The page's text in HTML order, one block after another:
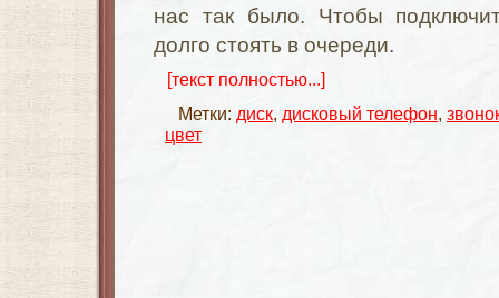
нас так было. Чтобы
долго стоять в очереди.
[текст полностью...]
Метки: диск, дисковый телефон,
цвет